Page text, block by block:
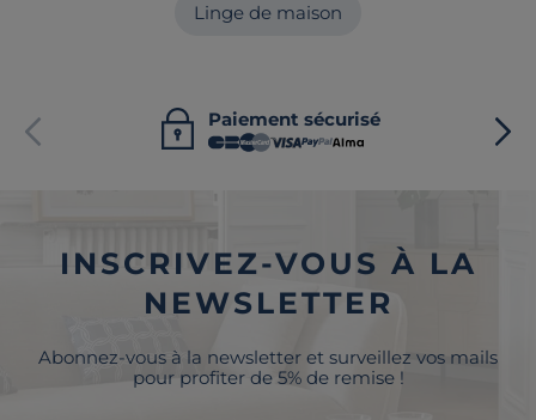
Linge de maison
Paiement sécurisé
INSCRIVEZ-VOUS À LA
NEWSLETTER
Abonnez-vous à la newsletter et surveillez vos mails
pour profiter de 5% de remise !